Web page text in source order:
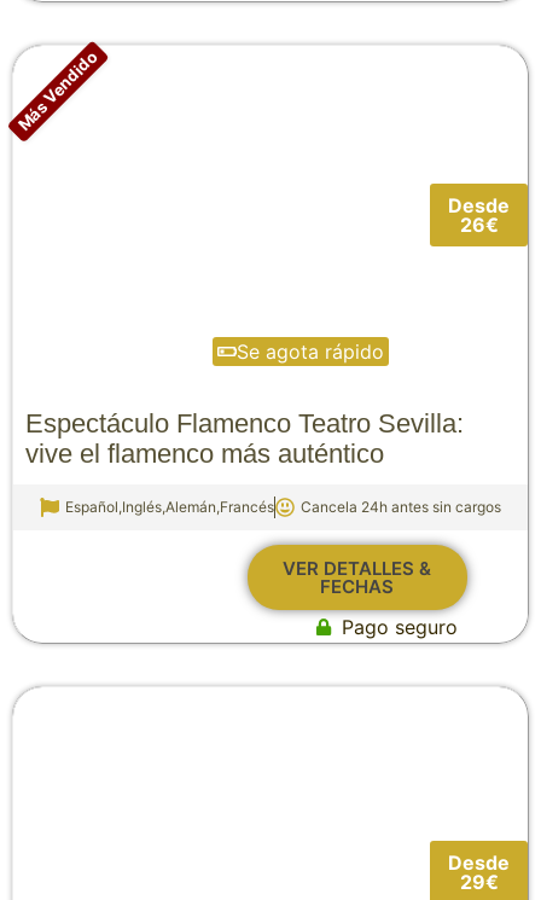
Desde
26€
Más Vendido
Se agota rápido
Espectáculo Flamenco Teatro Sevilla:
vive el flamenco más auténtico
Español,Inglés,Alemán,Francés Cancela 24h antes sin cargos
VER DETALLES &
FECHAS
Pago seguro
Desde
29€